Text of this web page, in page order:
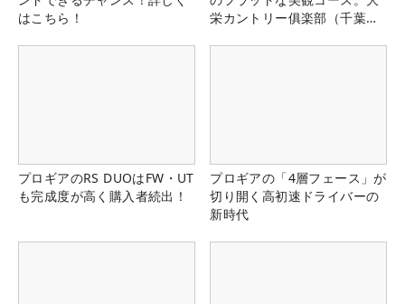
はこちら！
栄カントリー俱楽部（千葉
プロギアのRS DUOはFW・UT
も完成度が高く購入者続出！
プロギアの「4層フェース」が
切り開く高初速ドライバーの
新時代